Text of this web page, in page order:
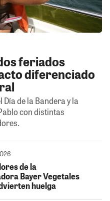
feriados
diferenciado
de la Bandera y la
con distintas
de la
Bayer Vegetales
huelga